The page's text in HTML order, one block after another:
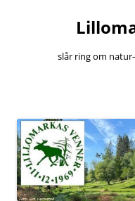
slår ring om